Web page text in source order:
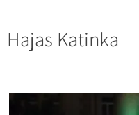
Hajas Katinka